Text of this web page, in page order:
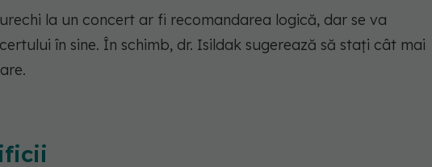
la un concert ar fi recomandarea logică, dar se va
în sine. În schimb, dr. Isildak sugerează să stați cât mai